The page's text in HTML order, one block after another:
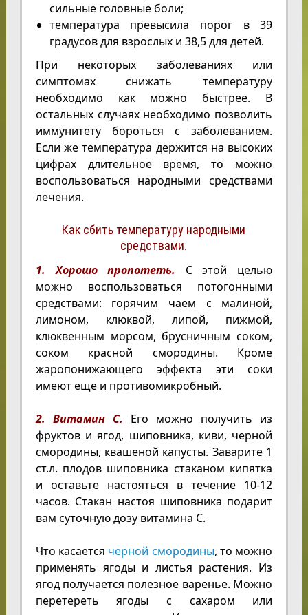
сильные головные боли;
температура превысила порог в 39
градусов для взрослых и 38,5 для детей.
При некоторых заболеваниях или
симптомах снижать температуру
необходимо как можно быстрее. В
остальных случаях необходимо позволить
иммунитету бороться с заболеванием.
Если же температура держится на высоких
цифрах длительное время, то можно
воспользоваться народными средствами
лечения.
Как сбить температуру народными
средствами.
1. Хорошо пропотеть. С этой целью
можно воспользоваться потогонными
средствами: горячим чаем с малиной,
лимоном, клюквой, липой, пижмой,
клюквенным морсом, брусничным соком,
соком красной смородины. Кроме
жаропонижающего эффекта эти соки
имеют еще и противомикробный.
2. Витамин С.
Его можно получить из
фруктов и ягод, шиповника, киви, черной
смородины, квашеной капусты. Заварите 1
ст.л. плодов шиповника стаканом кипятка
и оставьте настояться в течение 10-12
часов. Стакан настоя шиповника подарит
вам суточную дозу витамина С.
Что касается черной смородины, то можно
применять ягоды и листья растения. Из
ягод получается полезное варенье. Можно
перетереть ягоды с сахаром или